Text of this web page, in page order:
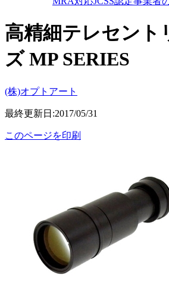
高精細テレセント
ズ MP SERIES
(株)オプトアート
最終更新日:2017/05/31
このページを印刷